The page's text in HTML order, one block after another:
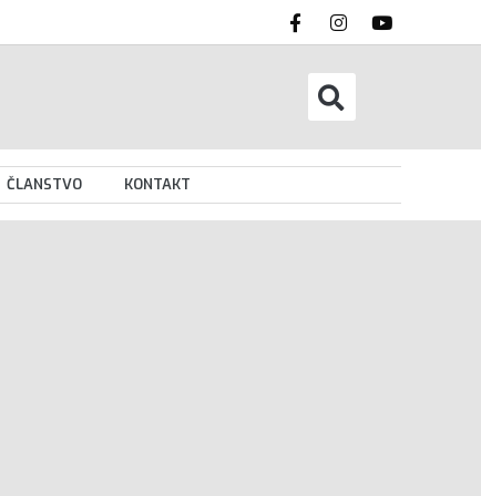
ČLANSTVO KONTAKT